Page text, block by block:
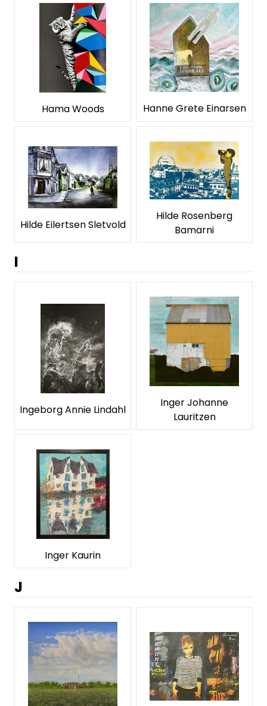
Hama Woods Hanne Grete Einarsen
Hilde Eilertsen Sletvold
Hilde Rosenberg
Bamarni
I
Ingeborg Annie Lindahl
Inger Johanne
Lauritzen
Inger Kaurin
J